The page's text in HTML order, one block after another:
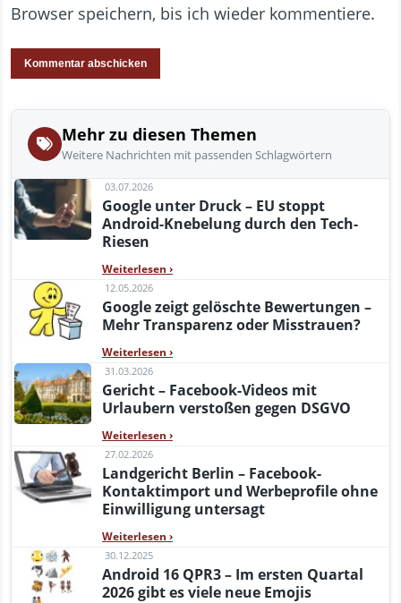
Browser speichern, bis ich wieder kommentiere.
Mehr zu diesen Themen
Weitere Nachrichten mit passenden Schlagwörtern
03.07.2026
Google unter Druck – EU stoppt
Android-Knebelung durch den Tech-
Riesen
Weiterlesen ›
12.05.2026
Google zeigt gelöschte Bewertungen –
Mehr Transparenz oder Misstrauen?
Weiterlesen ›
31.03.2026
Gericht – Facebook-Videos mit
Urlaubern verstoßen gegen DSGVO
Weiterlesen ›
27.02.2026
Landgericht Berlin – Facebook-
Kontaktimport und Werbeprofile ohne
Einwilligung untersagt
Weiterlesen ›
30.12.2025
Android 16 QPR3 – Im ersten Quartal
2026 gibt es viele neue Emojis